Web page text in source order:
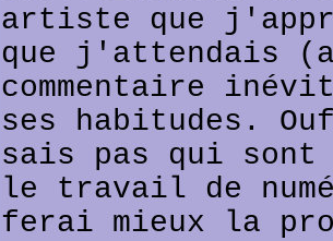
artiste que
que j'attendais
commentaire
ses habitudes.
sais pas qui
le travail de
ferai mieux la